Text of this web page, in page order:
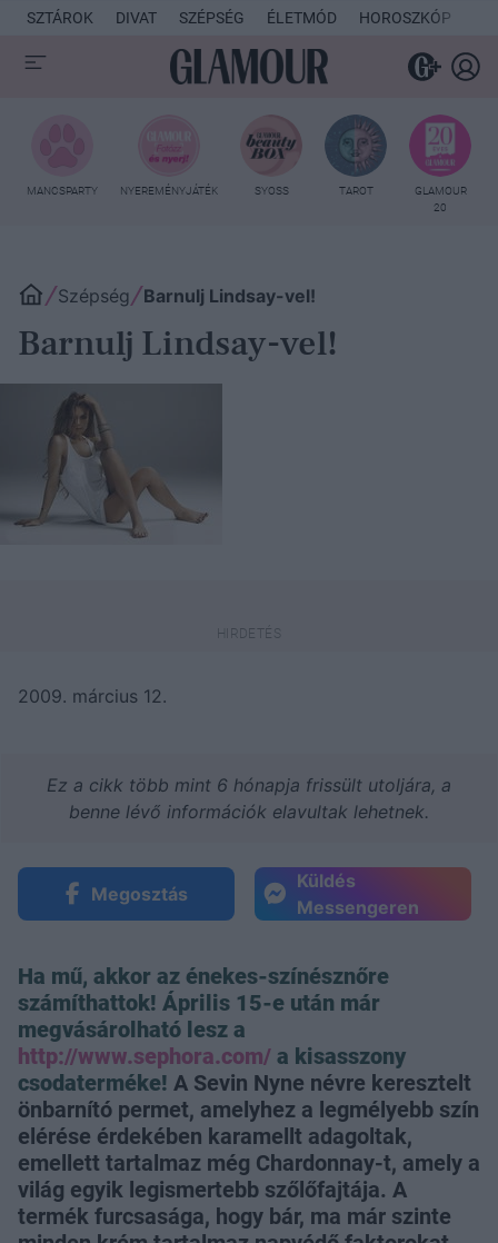
SZTÁROK DIVAT SZÉPSÉG ÉLETMÓD HOROSZKÓP
MANCSPARTY NYEREMÉNYJÁTÉK SYOSS TAROT
GLAMOUR
20
Szépség Barnulj Lindsay-vel!
Barnulj Lindsay-vel!
2009. március 12.
Ez a cikk több mint 6 hónapja frissült utoljára, a
benne lévő információk elavultak lehetnek.
Megosztás
Küldés
Messengeren
Ha mű, akkor az énekes-színésznőre
számíthattok! Április 15-e után már
megvásárolható lesz a
http://www.sephora.com/ a kisasszony
csodaterméke! A Sevin Nyne névre keresztelt
önbarnító permet, amelyhez a legmélyebb szín
elérése érdekében karamellt adagoltak,
emellett tartalmaz még Chardonnay-t, amely a
világ egyik legismertebb szőlőfajtája. A
termék furcsasága, hogy bár, ma már szinte